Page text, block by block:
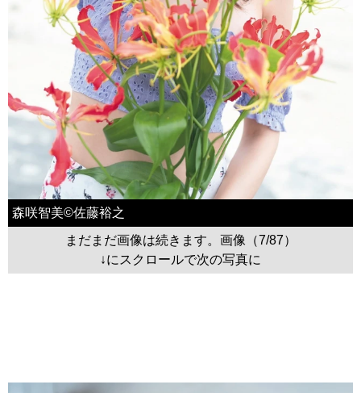
森咲智美©佐藤裕之
まだまだ画像は続きます。画像（7/87）
↓にスクロールで次の写真に